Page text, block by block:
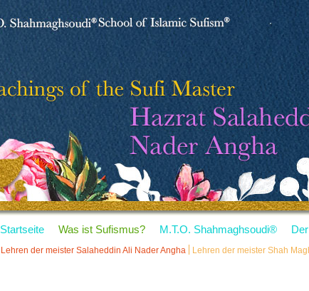
Startseite Was ist Sufismus? M.T.O. Shahmaghsoudi®
Lehren der meister Salaheddin Ali Nader Angha Lehren der meister Shah